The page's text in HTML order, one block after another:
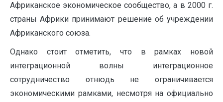
Африканское экономическое сообщество, а в 2000 г.
страны Африки принимают решение об учреждении
Африканского союза.
Однако стоит отметить, что в рамках новой
интеграционной волны интеграционное
сотрудничество отнюдь не ограничивается
экономическими рамками, несмотря на официально